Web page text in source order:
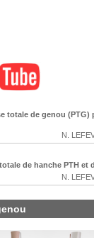
totale de genou (PTG)
N.
de hanche PTH et
N.